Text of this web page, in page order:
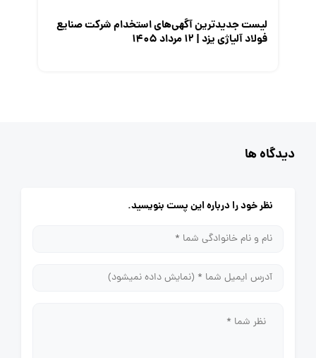
لیست جدیدترین آگهی‌های استخدام شرکت صنایع
فولاد آلیاژی یزد | ۱۲ مرداد ۱۴۰۵
دیدگاه ها
نظر خود را درباره این پست بنویسید.